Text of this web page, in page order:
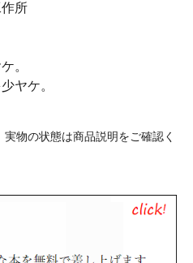
所
。
ヤケ。
物の状態は商品説明をご確認く